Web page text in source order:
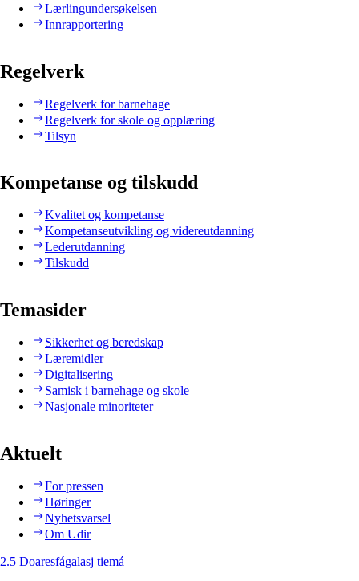
Lærlingundersøkelsen
Innrapportering
Regelverk
Regelverk for barnehage
Regelverk for skole og opplæring
Tilsyn
Kompetanse og tilskudd
Kvalitet og kompetanse
Kompetanseutvikling og videreutdanning
Lederutdanning
Tilskudd
Temasider
Sikkerhet og beredskap
Læremidler
Digitalisering
Samisk i barnehage og skole
Nasjonale minoriteter
Aktuelt
For pressen
Høringer
Nyhetsvarsel
Om Udir
2.5 Doaresfágalasj tiemá